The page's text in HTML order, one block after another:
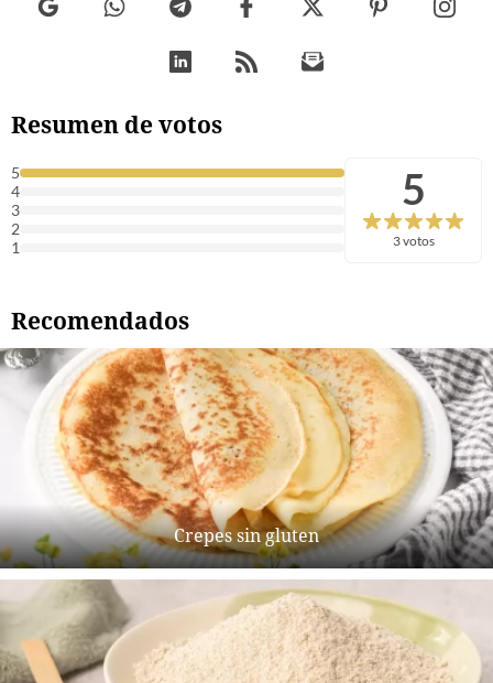
Resumen de votos
5
4
3
2
1
5
3 votos
Recomendados
Crepes sin gluten